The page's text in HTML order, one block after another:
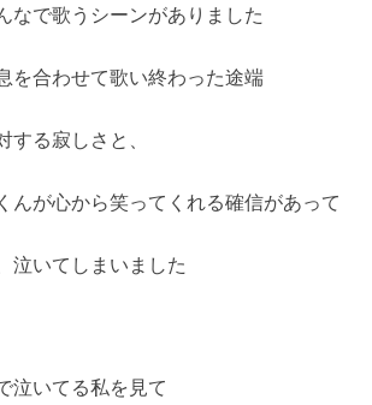
なで歌うシーンがありました
を合わせて歌い終わった途端
る寂しさと、
んが心から笑ってくれる確信があって
泣いてしまいました
泣いてる私を見て